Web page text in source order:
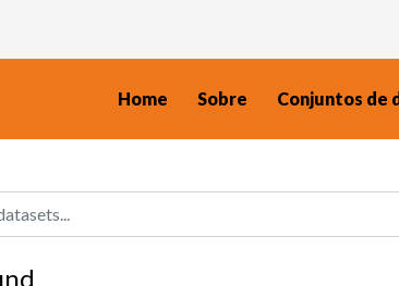
Home Sobre Conjuntos de